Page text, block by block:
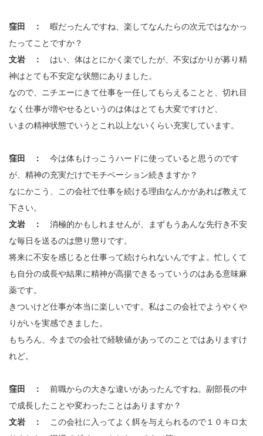
窪田 ： 暇だったんですね、楽してなんたらの次元ではなかっ
たってことですか？
文岩 ： はい、体はとにかく楽でしたが、不安ばかりが募り精
神はとても不安定な状態にありました。
なので、ニチエーにきて仕事を一任してもらえることと、切れ目
なく仕事が増やせるというのは体はとても大変ですけど、
いまの精神状態でいうとこれ以上ないくらい充実しています。
窪田 ： 今は体もけっこうハードに使っていると思うのです
が、精神の充実だけでモチベーション続きますか？
なにかこう、この会社で仕事を続ける理由なんかがあれば教えて
下さい。
文岩 ： 消極的かもしれませんが、まずもうあんな先行き不安
な毎日を送るのは懲り懲りです。
将来に不安を感じると仕事って続けられないんですよ。忙しくて
も自分の成長や結果に精神が高揚できるっていうのはある意味麻
薬です。
きついけど仕事が本当に楽しいです。私はこの会社でようやくや
りがいを実感できました。
もちろん、今までの会社で経験値があってのことではありますけ
れど。
窪田 ： 前職からの大きな違いがあったんですね。副部長の中
で成長したことや変わったことはありますか？
文岩 ： この会社に入ってよく餌を与えられるので１０キロ太